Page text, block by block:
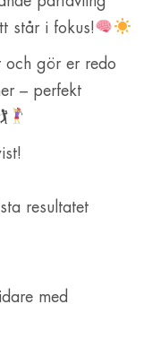
står i fokus!
och gör er redo
– perfekt
resultatet
med